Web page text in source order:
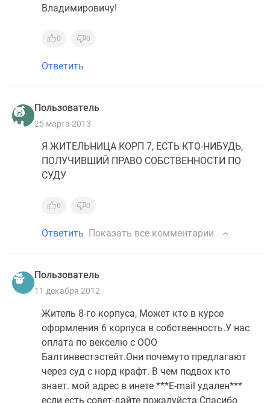
Владимировичу!
0 0
Ответить
Пользователь
25 марта 2013
Я ЖИТЕЛЬНИЦА КОРП 7, ЕСТЬ КТО-НИБУДЬ,
ПОЛУЧИВШИЙ ПРАВО СОБСТВЕННОСТИ ПО
СУДУ
0 0
Ответить Показать все комментарии
Пользователь
11 декабря 2012
Житель 8-го корпуса, Может кто в курсе
оформления 6 корпуса в собственность.У нас
оплата по векселю с ООО
Балтинвестэстейт.Они почемуто предлагают
через суд с норд крафт. В чем подвох кто
знает. мой адрес в инете ***E-mail удален***
если есть совет-дайте пожалуйста.Спасибо